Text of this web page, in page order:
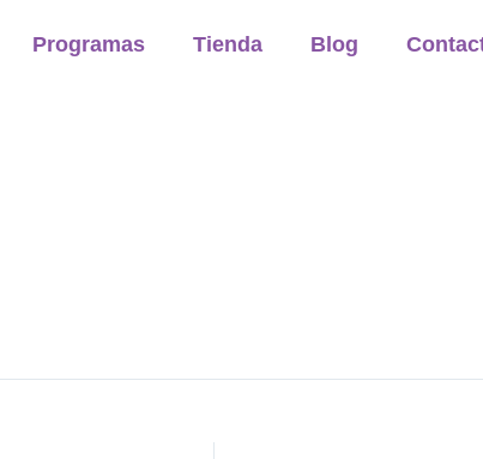
Programas Tienda Blog